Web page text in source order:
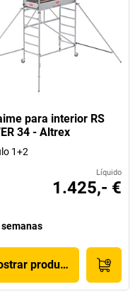
para interior RS
34 - Altrex
1+2
Líquido
1.425,- €
semanas
produto